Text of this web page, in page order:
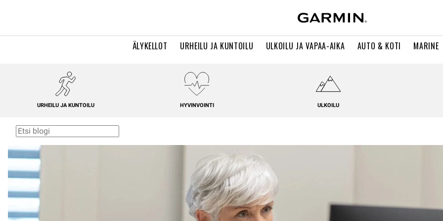
ÄLYKELLOT URHEILU JA KUNTOILU ULKOILU JA VAPAA-AIKA AUTO & KOTI MARINE
URHEILU JA KUNTOILU HYVINVOINTI ULKOILU